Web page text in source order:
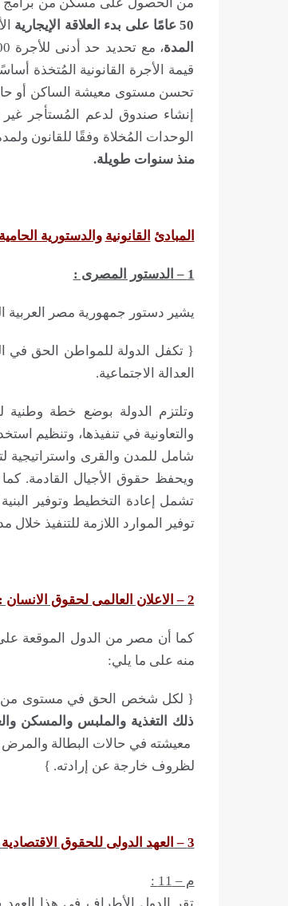
من الحصول على مسكن من برامج
50 عامًا على بدء العلاقة الإيجارية
المدة
قيمة الأجرة القانونية المُتخذة
تحسن مستوى معيشة الساكن أو
إنشاء صندوق لدعم المُستأجر
الوحدات المُخلاة وفقًا للقانون ولمدة 5
منذ سنوات طويلة.
المبادئ القانونية والدستورية
1 – الدستور المصرى :
يشير دستور جمهورية مصر العربية الذي تم تعديله عام 2014
{ تكفل الدولة للمواطن الحق في
العدالة الاجتماعية.
وتلتزم الدولة بوضع خطة وطنية
والتعاونية في تنفيذها، وتنظيم
شامل للمدن والقرى واستراتيجية
ويحفظ حقوق الأجيال القادمة.
تشمل إعادة التخطيط وتوفير
توفير الموارد اللازمة للتنفيذ
2 – الاعلان العالمى لحقوق الانسان :
منه على ما يلي:
{ لكل شخص الحق في مستوى من
ذلك
التغذية والملبس والمسكن
معيشته في حالات البطالة
لظروف خارجة عن إرادته. }
3 – العهد الدولى للحقوق الاقتصادية والاجتماعية والثقافية :
م – 11 :